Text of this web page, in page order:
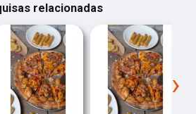
relacionadas
›